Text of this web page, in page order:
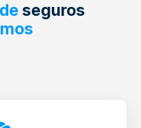
seguros